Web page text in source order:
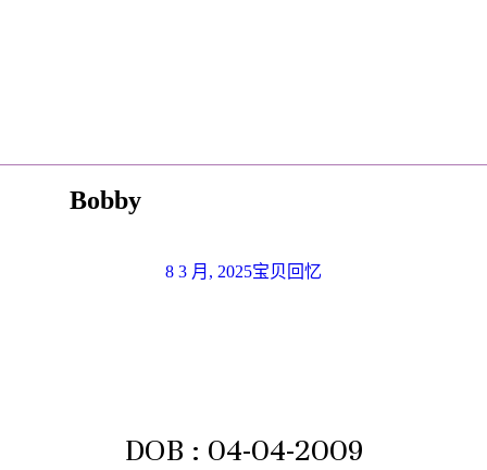
Bobby
8 3 月, 2025宝贝回忆
DOB : 04-04-2009